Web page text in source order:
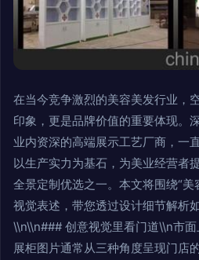
在当今竞争激烈的美容美发行业，
印象，更是品牌价值的重要体现。
业内资深的高端展示工艺厂商，一
以生产实力为基石，为美业经营者
全景定制优选之一。本文将围绕“
视觉表述，带您透过设计细节解析
\\n\\n### 创意视觉里看门道\\n市
展柜图片通常从三种角度呈现门店